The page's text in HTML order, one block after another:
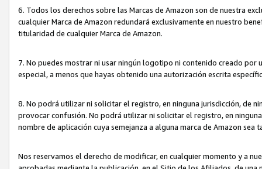
6. Todos los derechos sobre las Marcas de Amazon son de nuestra
cualquier Marca de Amazon redundará exclusivamente en nuestro
titularidad de cualquier Marca de Amazon.
7. No puedes mostrar ni usar ningún logotipo ni contenido creado por
especial, a menos que hayas obtenido una autorización escrita
8. No podrá utilizar ni solicitar el registro, en ninguna jurisdicción, de
provocar confusión. No podrá utilizar ni solicitar el registro, en
nombre de aplicación cuya semejanza a alguna marca de Amazon
Nos reservamos el derecho de modificar, en cualquier momento y a